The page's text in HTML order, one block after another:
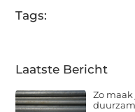
Tags:
Laatste Bericht
Zo maak